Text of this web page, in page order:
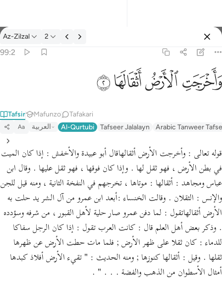
Tafsir: Az-Zilzal 99:2
Az-Zilzal 2
99:2
ﱺﱻﱼﱽ
Tafsir Mafunzo Tafakari
Aa العربية Al-Qurtubi Tafseer Jalalayn Arabic Tanweer
قوله تعالى : وأخرجت الأرض أثقالهاقال أبو عبيدة والأخفش : إذا كان الميت
في بطن الأرض ، فهو ثقل لها . وإذا كان فوقها ، فهو ثقل عليها . وقال ابن
عباس ومجاهد : أثقالها : موتاها ، تخرجهم في النفخة الثانية ، ومنه قيل للجن
والإنس : الثقلان . وقالت الخنساء :أبعد ابن عمرو من آل الشر يد حلت به
الأرض أثقالهاتقول : لما دفن عمرو صار حلية لأهل القبور ، من شرفه وسؤدده
. وذكر بعض أهل العلم قال : كانت العرب تقول : إذا كان الرجل سفاكا
للدماء : كان ثقلا على ظهر الأرض ; فلما مات حطت الأرض عن ظهرها
ثقلها . وقيل : أثقالها كنوزها ; ومنه الحديث : " تقيء الأرض أفلاذ كبدها
أمثال الأسطوان من الذهب والفضة . . . " .